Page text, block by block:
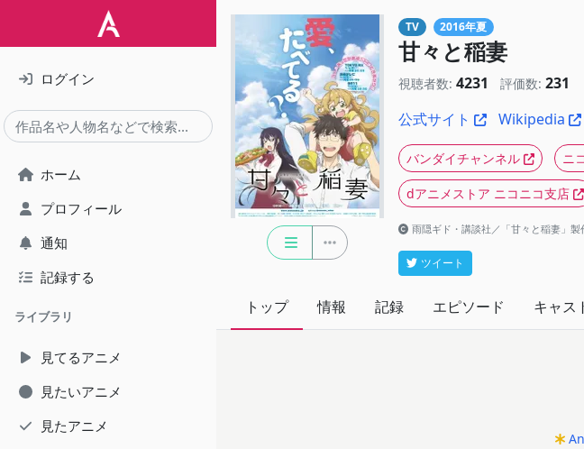
ログイン
ホーム
プロフィール
通知
記録する
ライブラリ
見てるアニメ
見たいアニメ
見たアニメ
TV 2016年夏
甘々と稲妻
視聴者数: 4231 評価数: 231
公式サイト
Wikipedia
バンダイチャンネル ニ
dアニメストア ニコニコ支店
雨隠ギド・講談社／「甘々と稲妻」製
ツイート
トップ 情報 記録 エピソード キャス